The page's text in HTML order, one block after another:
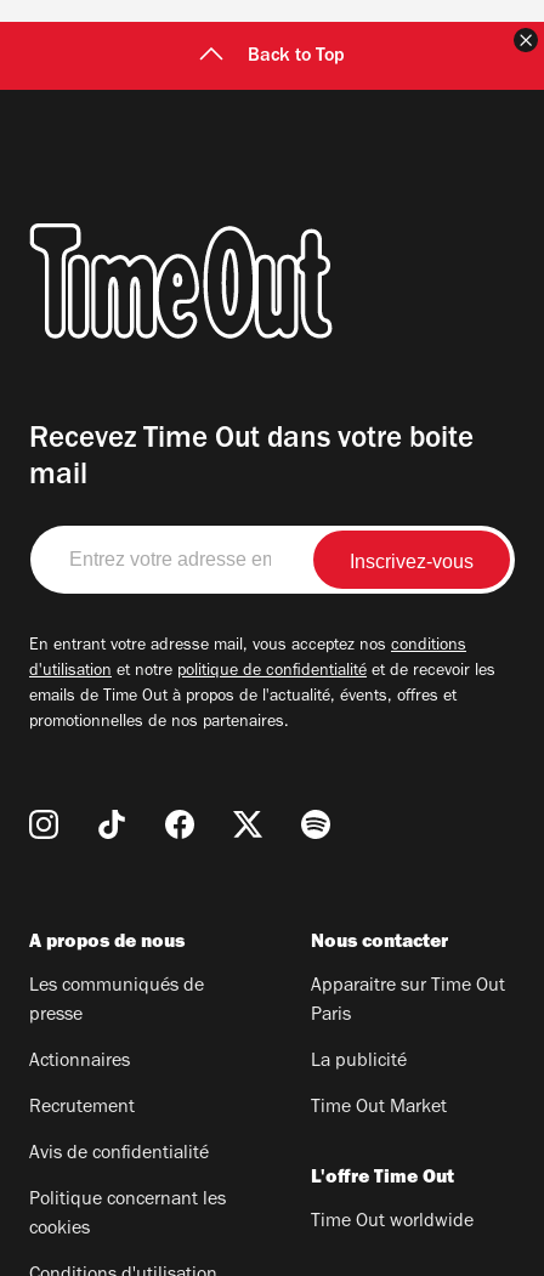
Back to Top
Recevez Time Out dans votre boite
mail
Entrez
votre
adresse
En entrant votre adresse mail, vous acceptez nos conditions
d'utilisation et notre politique de confidentialité et de recevoir les
emails de Time Out à propos de l'actualité, évents, offres et
promotionnelles de nos partenaires.
A propos de nous
Les communiqués de
presse
Actionnaires
Recrutement
Avis de confidentialité
Politique concernant les
cookies
Nous contacter
Apparaitre sur Time Out
Paris
La publicité
Time Out Market
L'offre Time Out
Time Out worldwide